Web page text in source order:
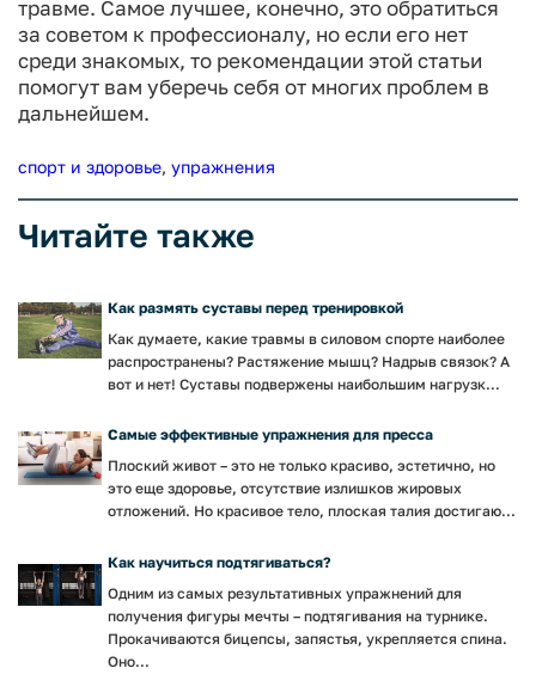
травме. Самое лучшее, конечно, это обратиться
за советом к профессионалу, но если его нет
среди знакомых, то рекомендации этой статьи
помогут вам уберечь себя от многих проблем в
дальнейшем.
спорт и здоровье, упражнения
Читайте также
Как размять суставы перед тренировкой
Как думаете, какие травмы в силовом спорте наиболее
распространены? Растяжение мышц? Надрыв связок? А
вот и нет! Суставы подвержены наибольшим нагрузк...
Самые эффективные упражнения для пресса
Плоский живот – это не только красиво, эстетично, но
это еще здоровье, отсутствие излишков жировых
отложений. Но красивое тело, плоская талия достигаю...
Как научиться подтягиваться?
Одним из самых результативных упражнений для
получения фигуры мечты – подтягивания на турнике.
Прокачиваются бицепсы, запястья, укрепляется спина.
Оно...